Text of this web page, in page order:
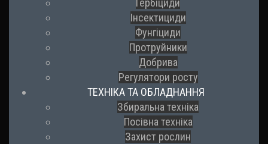
Гербіциди
Інсектициди
Фунгіциди
Протруйники
Добрива
Регулятори росту
ТЕХНІКА ТА ОБЛАДНАННЯ
Збиральна техніка
Посівна техніка
Захист рослин